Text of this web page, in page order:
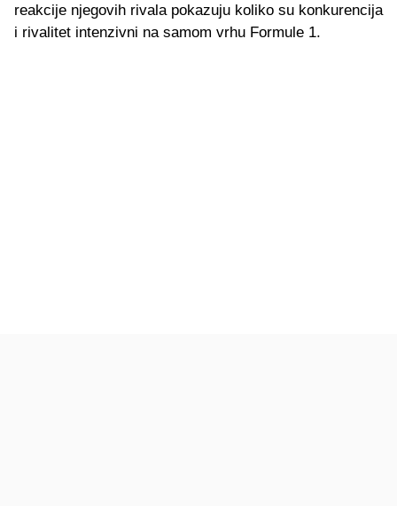
reakcije njegovih rivala pokazuju koliko su konkurencija
i rivalitet intenzivni na samom vrhu Formule 1.